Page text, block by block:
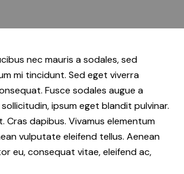
nec mauris a sodales, sed
mi tincidunt. Sed eget viverra
Fusce sodales augue a
ipsum eget blandit pulvinar.
Cras dapibus. Vivamus elementum
vulputate eleifend tellus. Aenean
eu, consequat vitae, eleifend ac,